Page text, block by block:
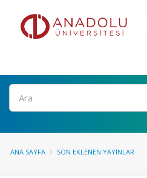
Ara
ANA SAYFA SON EKLENEN YAYINLAR